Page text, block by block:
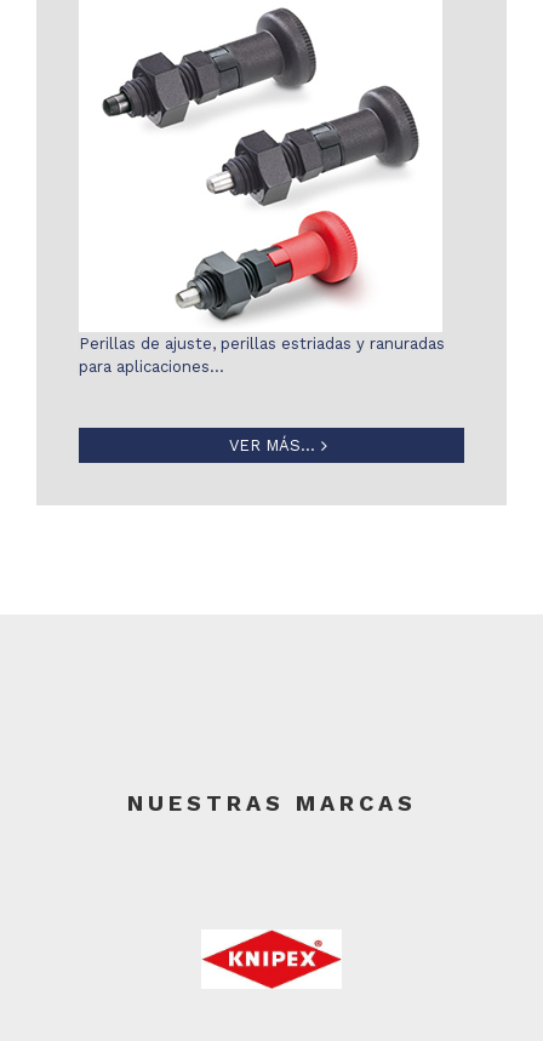
Perillas de ajuste, perillas estriadas y ranuradas
para aplicaciones…
VER MÁS...
NUESTRAS MARCAS